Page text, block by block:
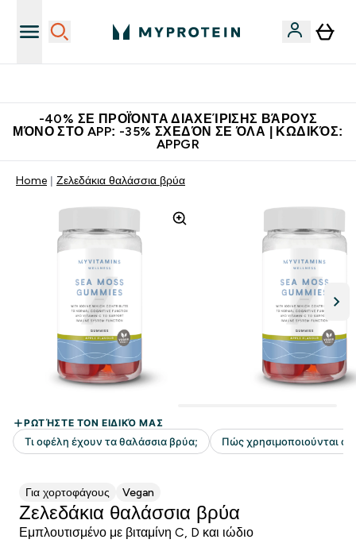
-40% ΣΕ ΠΡΟΪΌΝΤΑ ΔΙΑΧΕΊΡΙΣΗΣ ΒΆΡΟΥΣ
ΜΌΝΟ ΣΤΟ APP: -35% ΣΧΕΔΌΝ ΣΕ ΌΛΑ | ΚΩΔΙΚΌΣ:
APPGR
Home Ζελεδάκια θαλάσσια βρύα
Για χορτοφάγους Vegan
Ζελεδάκια θαλάσσια βρύα
Εμπλουτισμένο με βιταμίνη C, D και ιώδιο